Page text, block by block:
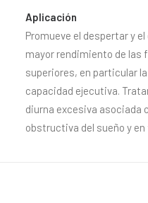
Aplicación
Promueve el despertar y
mayor rendimiento de las
superiores, en particular
capacidad ejecutiva.
diurna excesiva asociada
obstructiva del sueño y